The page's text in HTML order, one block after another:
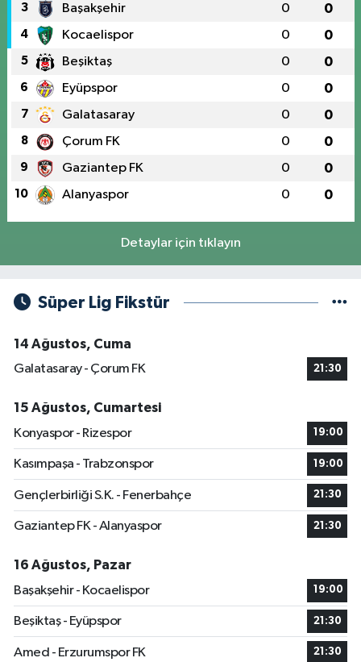
3 Başakşehir 0 0
4 Kocaelispor 0 0
5 Beşiktaş 0 0
6 Eyüpspor 0 0
7 Galatasaray 0 0
8 Çorum FK 0 0
9 Gaziantep FK 0 0
10 Alanyaspor 0 0
Detaylar için tıklayın
Süper Lig Fikstür
14 Ağustos, Cuma
Galatasaray - Çorum FK
21:30
15 Ağustos, Cumartesi
Konyaspor - Rizespor
19:00
Kasımpaşa - Trabzonspor 19:00
Gençlerbirliği S.K. - Fenerbahçe 21:30
Gaziantep FK - Alanyaspor 21:30
16 Ağustos, Pazar
Başakşehir - Kocaelispor
19:00
Beşiktaş - Eyüpspor 21:30
Amed - Erzurumspor FK 21:30